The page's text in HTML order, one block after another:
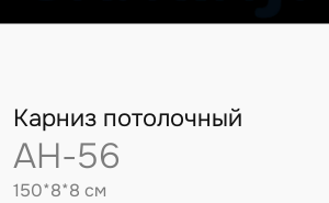
Карниз потолочный
AH-56
150*8*8 см